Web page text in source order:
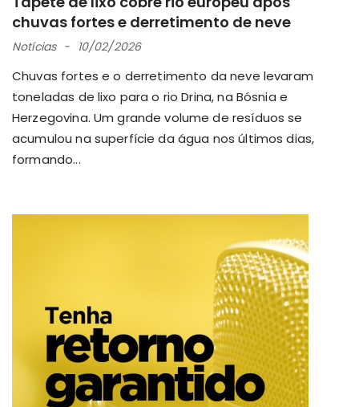
chuvas fortes e derretimento de neve
Notícias 10/02/2026
Chuvas fortes e o derretimento da neve levaram
toneladas de lixo para o rio Drina, na Bósnia e
Herzegovina. Um grande volume de resíduos se
acumulou na superfície da água nos últimos dias,
formando...